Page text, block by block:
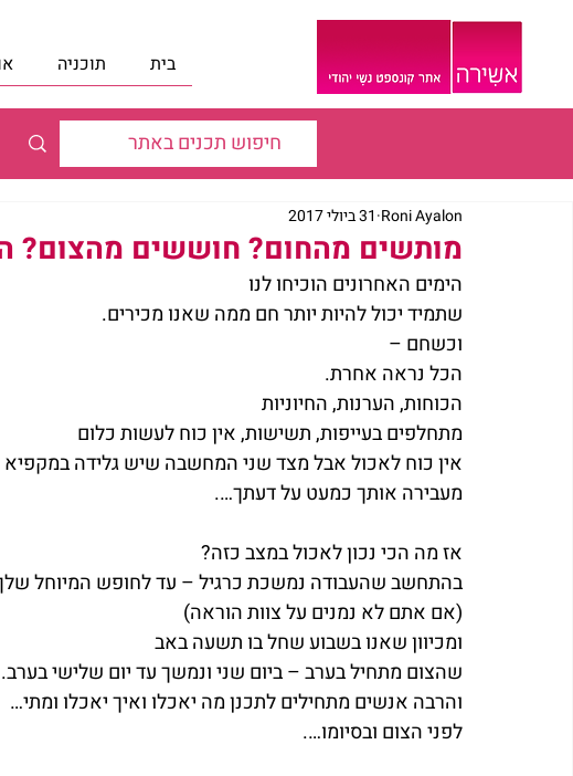
בית תוכניה
מותשים מהחום? חוששים מהצום?
Roni Ayalon 31 ביולי 2017
הימים האחרונים הוכיחו לנו
שתמיד יכול להיות יותר חם ממה שאנו מכירים.
וכשחם –
הכל נראה אחרת.
הכוחות, הערנות, החיוניות
מתחלפים בעייפות, תשישות, אין כוח לעשות כלום
אין כוח לאכול אבל מצד שני המחשבה שיש גלידה במקפיא
מעבירה אותך כמעט על דעתך….
אז מה הכי נכון לאכול במצב כזה?
בהתחשב שהעבודה נמשכת כרגיל – עד לחופש המיוחל
(אם אתם לא נמנים על צוות הוראה)
ומכיוון שאנו בשבוע שחל בו תשעה באב
שהצום מתחיל בערב – ביום שני ונמשך עד יום שלישי בערב.
והרבה אנשים מתחילים לתכנן מה יאכלו ואיך יאכלו ומתי…
לפני הצום ובסיומו….